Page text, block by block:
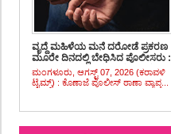
ವೃದ್ದೆ ಮಹಿಳೆಯ ಮನೆ ದರೋಡೆ ಪ್ರಕರಣ
ಮೂರೇ ದಿನದಲ್ಲಿ ಬೇಧಿಸಿದ ಪೊಲೀಸರು :
ಚಿನ್ನಾಭರಣಗಳ ಸಹಿತ ಇಬ್ಬರು ಅಂದರ್
ಮಂಗಳೂರು, ಆಗಸ್ಟ್ 07, 2026 (ಕರಾವಳಿ
ಟೈಮ್ಸ್) : ಕೊಣಾಜೆ ಪೊಲೀಸ್ ಠಾಣಾ ವ್ಯಾಪ್ತ...